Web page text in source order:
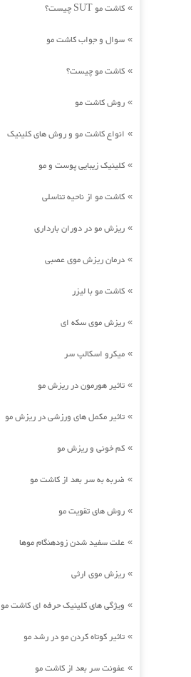
» کاشت مو SUT چیست؟
» سوال و جواب کاشت مو
» کاشت مو چیست؟
» روش کاشت مو
» انواع کاشت مو و روش های کلینیک
» کلینیک زیبایی پوست و مو
» کاشت مو از ناحیه تناسلی
» ریزش مو در دوران بارداری
» درمان ریزش موی عصبی
» کاشت مو با لیزر
» ریزش موی سکه ای
» میکرو اسکالپ سر
» تاثیر هورمون در ریزش مو
» تاثیر مکمل های ورزشی در ریزش مو
» کم خونی و ریزش مو
» ضربه به سر بعد از کاشت مو
» روش های تقویت مو
» علت سفید شدن زودهنگام موها
» ریزش موی ارثی
» ویژگی های کلینیک حرفه ای کاشت مو
» تاثیر کوتاه کردن مو در رشد مو
» عفونت سر بعد از کاشت مو